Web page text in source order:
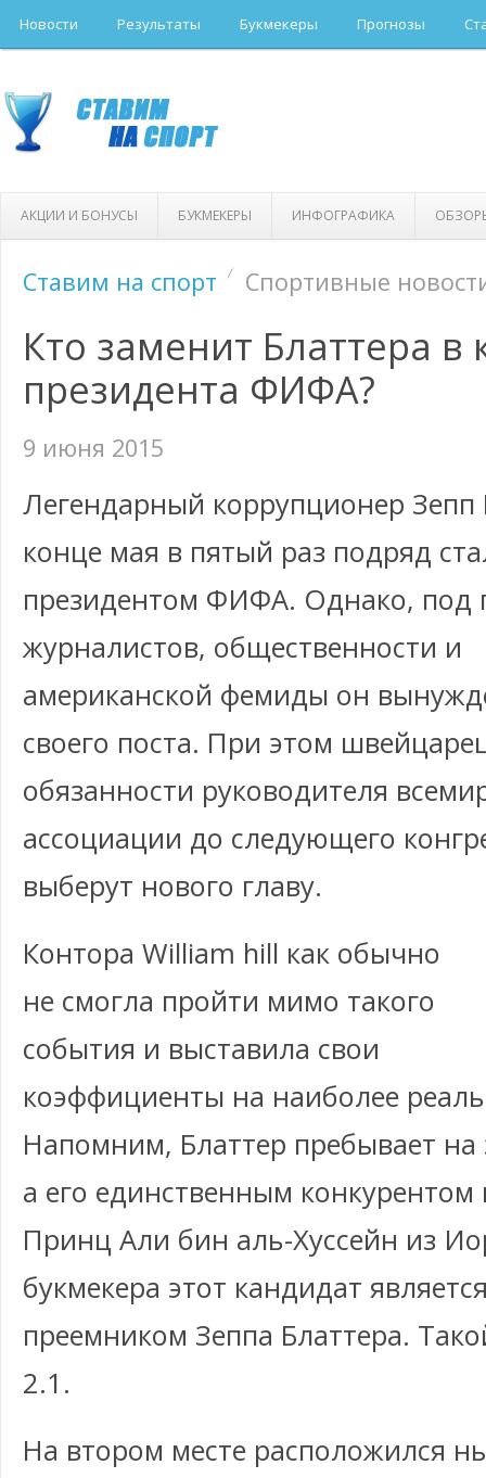
Новости Результаты Букмекеры Прогнозы
АКЦИИ И БОНУСЫ БУКМЕКЕРЫ ИНФОГРАФИКА
Ставим на спорт Спортивные
Кто заменит Блаттера в
президента ФИФА?
9 июня 2015
Легендарный коррупционер Зепп
конце мая в пятый раз подряд
президентом ФИФА. Однако, под
журналистов, общественности и
американской фемиды он
своего поста. При этом
обязанности руководителя
ассоциации до следующего
выберут нового главу.
Контора William hill как обычно
не смогла пройти мимо такого
события и выставила свои
коэффициенты на наиболее
Напомним, Блаттер пребывает на
а его единственным
Принц Али бин аль-Хуссейн из
букмекера этот кандидат
преемником Зеппа Блаттера.
2.1.
На втором месте расположился